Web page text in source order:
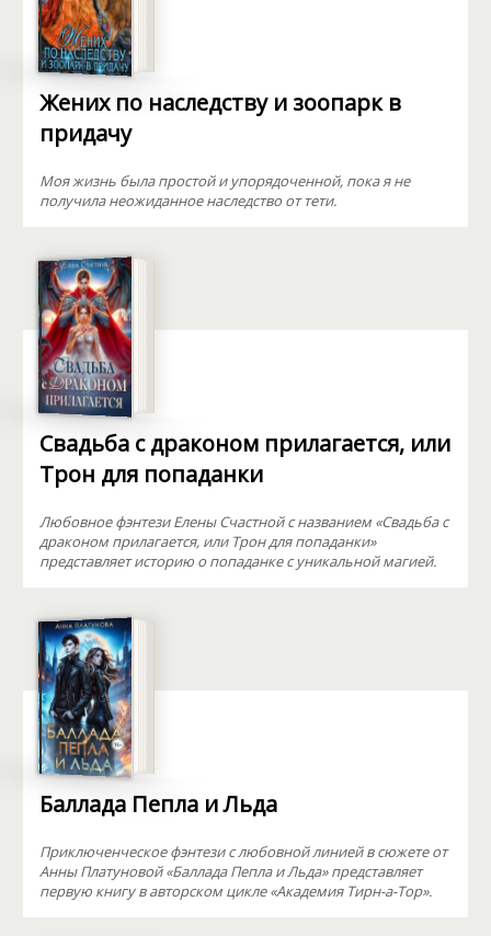
Жених по наследству и зоопарк в
придачу
Моя жизнь была простой и упорядоченной, пока я не
получила неожиданное наследство от тети.
Свадьба с драконом прилагается, или
Трон для попаданки
Любовное фэнтези Елены Счастной с названием «Свадьба с
драконом прилагается, или Трон для попаданки»
представляет историю о попаданке с уникальной магией.
Баллада Пепла и Льда
Приключенческое фэнтези с любовной линией в сюжете от
Анны Платуновой «Баллада Пепла и Льда» представляет
первую книгу в авторском цикле «Академия Тирн-а-Тор».